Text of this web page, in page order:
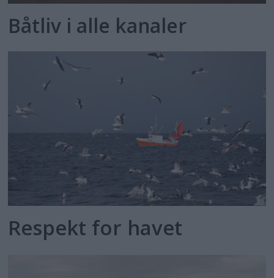
Båtliv i alle kanaler
Respekt for havet